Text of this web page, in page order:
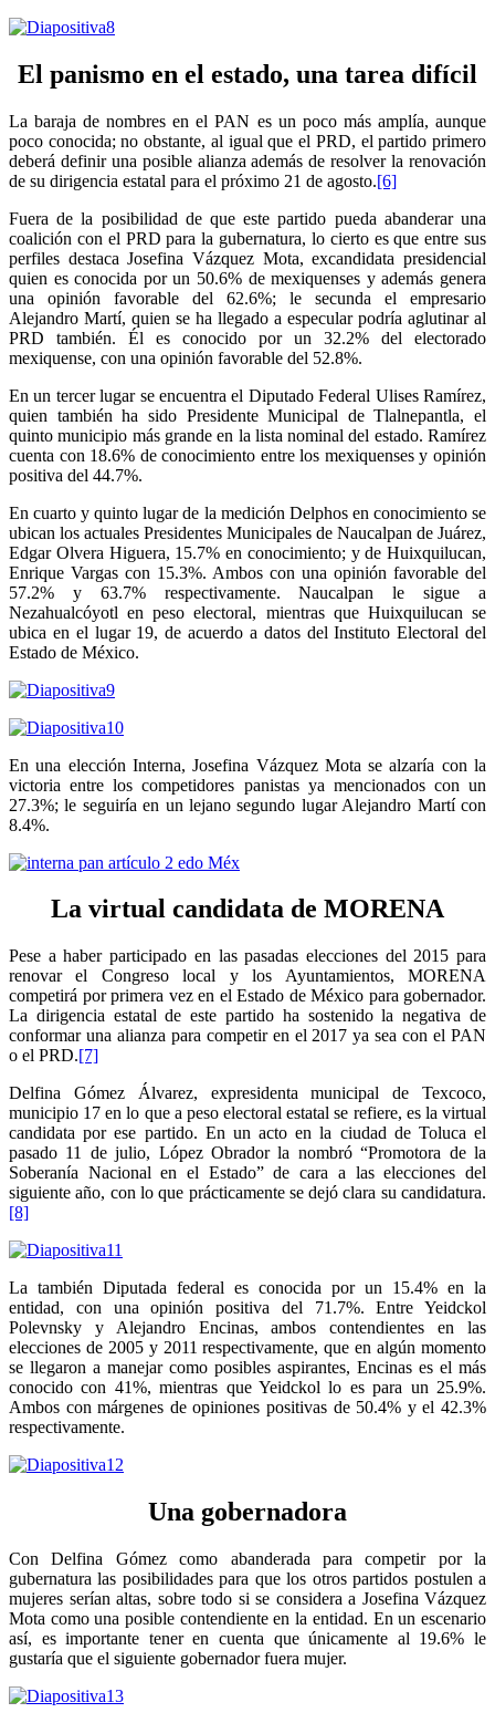
El panismo en el estado, una tarea difícil
La baraja de nombres en el PAN es un poco más amplía, aunque
poco conocida; no obstante, al igual que el PRD, el partido primero
deberá definir una posible alianza además de resolver la renovación
de su dirigencia estatal para el próximo 21 de agosto.[6]
Fuera de la posibilidad de que este partido pueda abanderar una
coalición con el PRD para la gubernatura, lo cierto es que entre sus
perfiles destaca Josefina Vázquez Mota, excandidata presidencial
quien es conocida por un 50.6% de mexiquenses y además genera
una opinión favorable del 62.6%; le secunda el empresario
Alejandro Martí, quien se ha llegado a especular podría aglutinar al
PRD también. Él es conocido por un 32.2% del electorado
mexiquense, con una opinión favorable del 52.8%.
En un tercer lugar se encuentra el Diputado Federal Ulises Ramírez,
quien también ha sido Presidente Municipal de Tlalnepantla, el
quinto municipio más grande en la lista nominal del estado. Ramírez
cuenta con 18.6% de conocimiento entre los mexiquenses y opinión
positiva del 44.7%.
En cuarto y quinto lugar de la medición Delphos en conocimiento se
ubican los actuales Presidentes Municipales de Naucalpan de Juárez,
Edgar Olvera Higuera, 15.7% en conocimiento; y de Huixquilucan,
Enrique Vargas con 15.3%. Ambos con una opinión favorable del
57.2% y 63.7% respectivamente. Naucalpan le sigue a
Nezahualcóyotl en peso electoral, mientras que Huixquilucan se
ubica en el lugar 19, de acuerdo a datos del Instituto Electoral del
Estado de México.
En una elección Interna, Josefina Vázquez Mota se alzaría con la
victoria entre los competidores panistas ya mencionados con un
27.3%; le seguiría en un lejano segundo lugar Alejandro Martí con
8.4%.
La virtual candidata de MORENA
Pese a haber participado en las pasadas elecciones del 2015 para
renovar el Congreso local y los Ayuntamientos, MORENA
competirá por primera vez en el Estado de México para gobernador.
La dirigencia estatal de este partido ha sostenido la negativa de
conformar una alianza para competir en el 2017 ya sea con el PAN
o el PRD.[7]
Delfina Gómez Álvarez, expresidenta municipal de Texcoco,
municipio 17 en lo que a peso electoral estatal se refiere, es la virtual
candidata por ese partido. En un acto en la ciudad de Toluca el
pasado 11 de julio, López Obrador la nombró “Promotora de la
Soberanía Nacional en el Estado” de cara a las elecciones del
siguiente año, con lo que prácticamente se dejó clara su candidatura.
[8]
La también Diputada federal es conocida por un 15.4% en la
entidad, con una opinión positiva del 71.7%. Entre Yeidckol
Polevnsky y Alejandro Encinas, ambos contendientes en las
elecciones de 2005 y 2011 respectivamente, que en algún momento
se llegaron a manejar como posibles aspirantes, Encinas es el más
conocido con 41%, mientras que Yeidckol lo es para un 25.9%.
Ambos con márgenes de opiniones positivas de 50.4% y el 42.3%
respectivamente.
Una gobernadora
Con Delfina Gómez como abanderada para competir por la
gubernatura las posibilidades para que los otros partidos postulen a
mujeres serían altas, sobre todo si se considera a Josefina Vázquez
Mota como una posible contendiente en la entidad. En un escenario
así, es importante tener en cuenta que únicamente al 19.6% le
gustaría que el siguiente gobernador fuera mujer.